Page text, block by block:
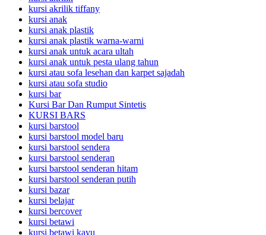
kursi akrilik tiffany
kursi anak
kursi anak plastik
kursi anak plastik warna-warni
kursi anak untuk acara ultah
kursi anak untuk pesta ulang tahun
kursi atau sofa lesehan dan karpet sajadah
kursi atau sofa studio
kursi bar
Kursi Bar Dan Rumput Sintetis
KURSI BARS
kursi barstool
kursi barstool model baru
kursi barstool sendera
kursi barstool senderan
kursi barstool senderan hitam
kursi barstool senderan putih
kursi bazar
kursi belajar
kursi bercover
kursi betawi
kursi betawi kayu